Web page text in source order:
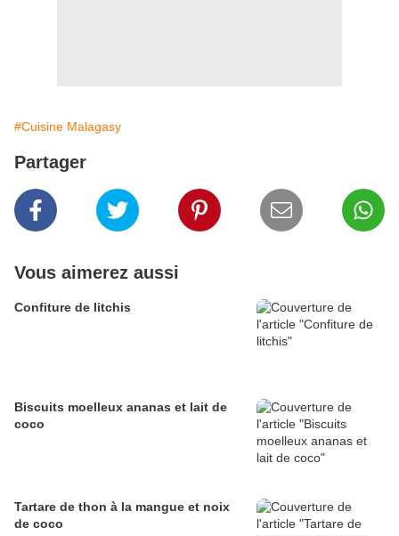
#Cuisine Malagasy
Partager
Vous aimerez aussi
Confiture de litchis
Biscuits moelleux ananas et lait de
coco
Tartare de thon à la mangue et noix
de coco